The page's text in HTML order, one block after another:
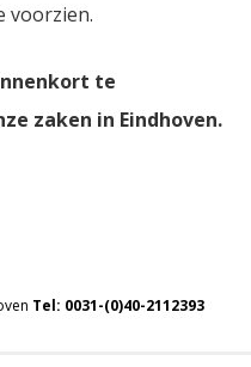
voorzien.
te
zaken in Eindhoven.
Tel: 0031-(0)40-2112393